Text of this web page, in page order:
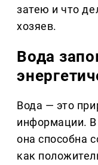
затею и что
хозяев.
Вода
Вода — это
информации. В
она способна
как